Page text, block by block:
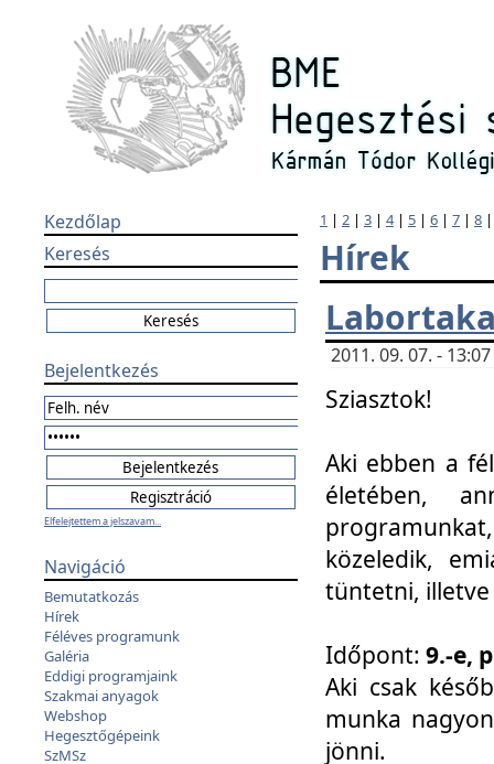
Kezdőlap
Keresés
Bejelentkezés
Elfelejtettem a jelszavam...
Navigáció
Bemutatkozás
Hírek
Féléves programunk
Galéria
Eddigi programjaink
Szakmai anyagok
Webshop
Hegesztőgépeink
SzMSz
1 | 2 | 3 | 4| 5 | 6 | 7 | 8
Hírek
2011. 09. 07. -
Sziasztok!
Aki ebben a
életében,
közeledik,
tüntetni, illetve
Időpont: 9.-e,
Aki csak
munka
jönni.